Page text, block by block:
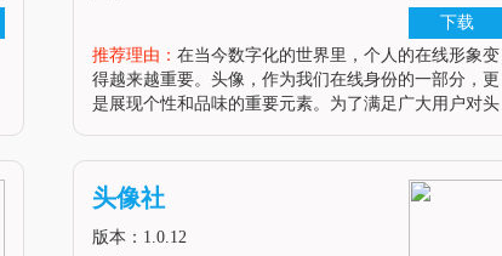
下载
推荐理由： 在当今数字化的世界里，个人的在线形象变
得越来越重要。头像，作为我们在线身份的一部分，更
是展现个性和品味的重要元素。为了满足广大用户对头
头像社
版本：1.0.12